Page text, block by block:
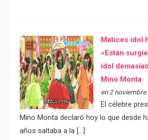
Matices idol
«Están
idol
Mino Monta
en 2
El célebre
Mino Monta declaró hoy lo que desde
años saltaba a la […]